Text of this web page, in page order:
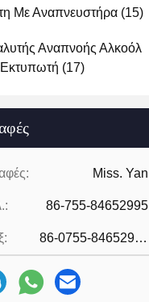
Με Αναπνευστήρα (15)
Αναπνοής Αλκοόλ
(17)
Miss. Yan
86-755-84652995
86-0755-84652995